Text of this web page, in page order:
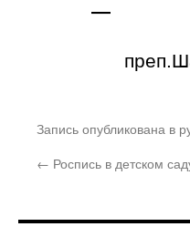
Запись опубликована в
← Роспись в детском